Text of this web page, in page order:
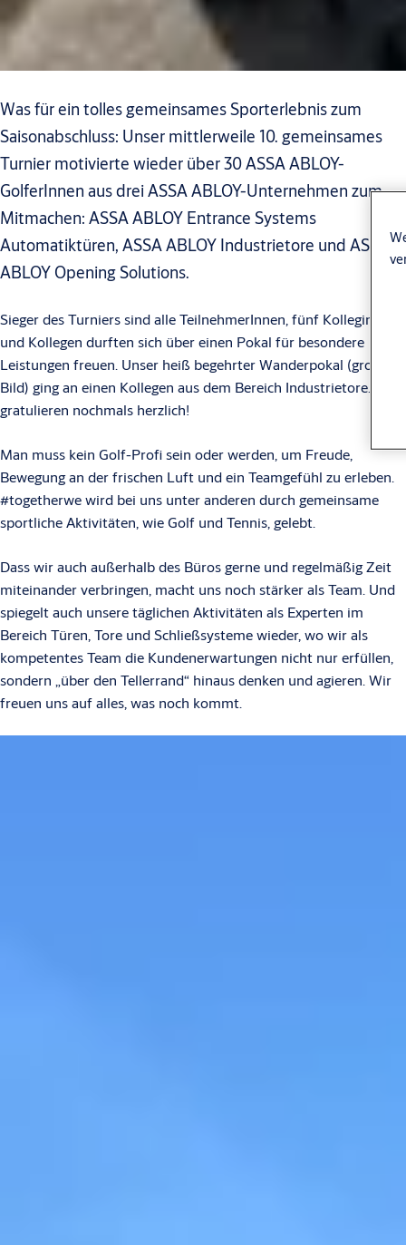
Was für ein tolles gemeinsames Sporterlebnis zum
Saisonabschluss: Unser mittlerweile 10. gemeinsames
Turnier motivierte wieder über 30 ASSA ABLOY-
GolferInnen aus drei ASSA ABLOY-Unternehmen zum
Mitmachen: ASSA ABLOY Entrance Systems
Automatiktüren, ASSA ABLOY Industrietore und ASSA
ABLOY Opening Solutions.
Sieger des Turniers sind alle TeilnehmerInnen, fünf Kolleginnen
und Kollegen durften sich über einen Pokal für besondere
Leistungen freuen. Unser heiß begehrter Wanderpokal (groß im
Bild) ging an einen Kollegen aus dem Bereich Industrietore. Wir
gratulieren nochmals herzlich!
Man muss kein Golf-Profi sein oder werden, um Freude,
Bewegung an der frischen Luft und ein Teamgefühl zu erleben.
#togetherwe wird bei uns unter anderen durch gemeinsame
sportliche Aktivitäten, wie Golf und Tennis, gelebt.
Dass wir auch außerhalb des Büros gerne und regelmäßig Zeit
miteinander verbringen, macht uns noch stärker als Team. Und
spiegelt auch unsere täglichen Aktivitäten als Experten im
Bereich Türen, Tore und Schließsysteme wieder, wo wir als
kompetentes Team die Kundenerwartungen nicht nur erfüllen,
sondern „über den Tellerrand“ hinaus denken und agieren. Wir
freuen uns auf alles, was noch kommt.